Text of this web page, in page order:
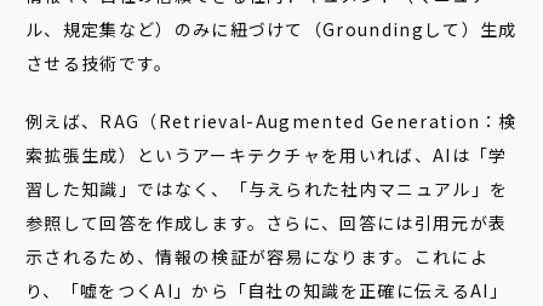
ル、規定集など）のみに紐づけて（Groundingして）生成
させる技術です。
例えば、RAG（Retrieval-Augmented Generation：検
索拡張生成）というアーキテクチャを用いれば、AIは「学
習した知識」ではなく、「与えられた社内マニュアル」を
参照して回答を作成します。さらに、回答には引用元が表
示されるため、情報の検証が容易になります。これによ
り、「嘘をつくAI」から「自社の知識を正確に伝えるAI」